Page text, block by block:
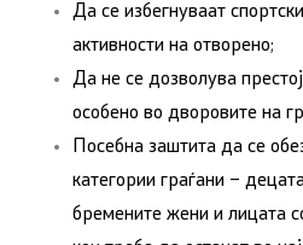
Да се избегнуваат
активности на отворено;
Да не се дозволува
особено во дворовите на
Посебна заштита да се
категории граѓани –
бремените жени и лицата